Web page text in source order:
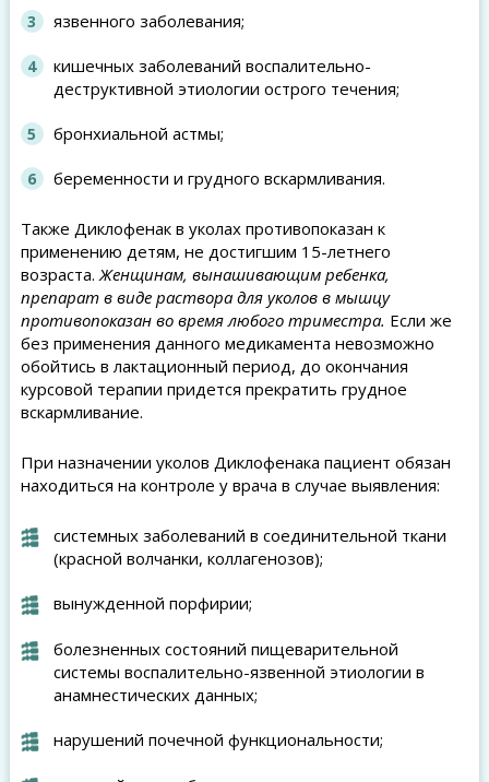
язвенного заболевания;
кишечных заболеваний воспалительно-
деструктивной этиологии острого течения;
бронхиальной астмы;
беременности и грудного вскармливания.
Также Диклофенак в уколах противопоказан к
применению детям, не достигшим 15-летнего
возраста.Женщинам, вынашивающим ребенка,
препарат в виде раствора для уколов в мышцу
противопоказан во время любого триместра. Если же
без применения данного медикамента невозможно
обойтись в лактационный период, до окончания
курсовой терапии придется прекратить грудное
вскармливание.
При назначении уколов Диклофенака пациент обязан
находиться на контроле у врача в случае выявления:
системных заболеваний в соединительной ткани
(красной волчанки, коллагенозов);
вынужденной порфирии;
болезненных состояний пищеварительной
системы воспалительно-язвенной этиологии в
анамнестических данных;
нарушений почечной функциональности;